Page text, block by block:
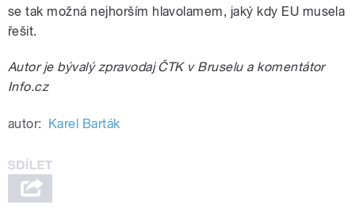
se tak možná nejhorším hlavolamem, jaký kdy EU musela
řešit.
Autor je bývalý zpravodaj ČTK v Bruselu a komentátor
Info.cz
autor: Karel Barták